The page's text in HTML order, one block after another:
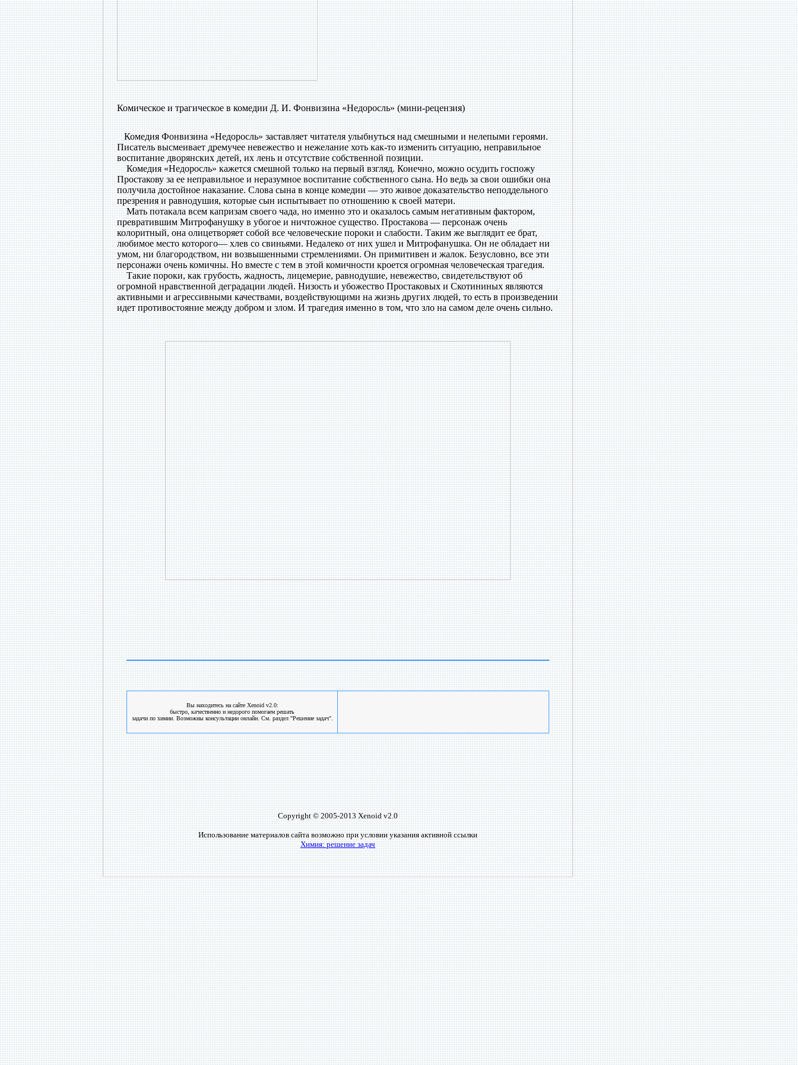
Комическое и трагическое в комедии Д. И. Фонвизина «Недоросль» (мини-рецензия)
Комедия Фонвизина «Недоросль» заставляет читателя улыбнуться над смешными и нелепыми героями.
Писатель высмеивает дремучее невежество и нежелание хоть как-то изменить ситуацию, неправильное
воспитание дворянских детей, их лень и отсутствие собственной позиции.
Комедия «Недоросль» кажется смешной только на первый взгляд. Конечно, можно осудить госпожу
Простакову за ее неправильное и неразумное воспитание собственного сына. Но ведь за свои ошибки она
получила достойное наказание. Слова сына в конце комедии — это живое доказательство неподдельного
презрения и равнодушия, которые сын испытывает по отношению к своей матери.
Мать потакала всем капризам своего чада, но именно это и оказалось самым негативным фактором,
превратившим Митрофанушку в убогое и ничтожное существо. Простакова — персонаж очень
колоритный, она олицетворяет собой все человеческие пороки и слабости. Таким же выглядит ее брат,
любимое место которого— хлев со свиньями. Недалеко от них ушел и Митрофанушка. Он не обладает ни
умом, ни благородством, ни возвышенными стремлениями. Он примитивен и жалок. Безусловно, все эти
персонажи очень комичны. Но вместе с тем в этой комичности кроется огромная человеческая трагедия.
Такие пороки, как грубость, жадность, лицемерие, равнодушие, невежество, свидетельствуют об
огромной нравственной деградации людей. Низость и убожество Простаковых и Скотининых являются
активными и агрессивными качествами, воздействующими на жизнь других людей, то есть в произведении
идет противостояние между добром и злом. И трагедия именно в том, что зло на самом деле очень сильно.
Вы находитесь на сайте Xenoid v2.0:
быстро, качественно и недорого помогаем решать
задачи по химии. Возможны консультации онлайн. См. раздел "Решение задач".
Copyright © 2005-2013 Xenoid v2.0
Использование материалов сайта возможно при условии указания активной ссылки
Химия: решение задач